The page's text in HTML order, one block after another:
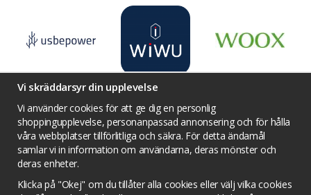
Villkor Kontakta oss
Facebook
Twitter
YouTube
Prisjakt
Integritets sekretesspolicy
Vi skräddarsyr din upplevelse
Vi använder cookies för att ge dig en personlig
shoppingupplevelse, personanpassad annonsering och för hålla
våra webbplatser tillförlitliga och säkra. För detta ändamål
samlar vi in information om användarna, deras mönster och
deras enheter.
Klicka på "Okej" om du tillåter alla cookies eller välj vilka cookies